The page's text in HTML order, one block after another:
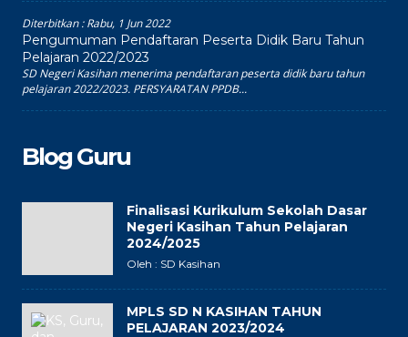
Diterbitkan :Rabu, 1 Jun 2022
Pengumuman Pendaftaran Peserta Didik Baru Tahun
Pelajaran 2022/2023
SD Negeri Kasihan menerima pendaftaran peserta didik baru tahun
pelajaran 2022/2023. PERSYARATAN PPDB...
Blog Guru
Finalisasi Kurikulum Sekolah Dasar
Negeri Kasihan Tahun Pelajaran
2024/2025
Oleh : SD Kasihan
MPLS SD N KASIHAN TAHUN
PELAJARAN 2023/2024